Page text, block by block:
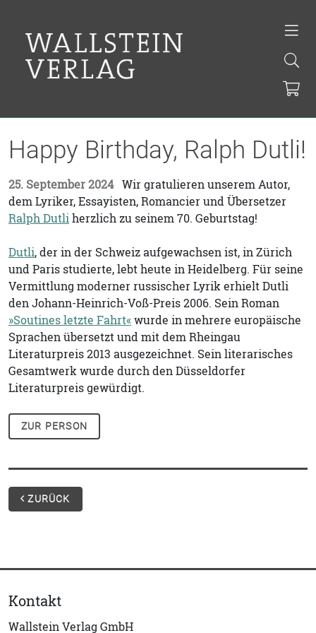
Happy Birthday, Ralph Dutli!
25. September 2024 Wir gratulieren unserem Autor,
dem Lyriker, Essayisten, Romancier und Übersetzer
Ralph Dutliherzlich zu seinem 70. Geburtstag!
Dutli, der in der Schweiz aufgewachsen ist, in Zürich
und Paris studierte, lebt heute in Heidelberg. Für seine
Vermittlung moderner russischer Lyrik erhielt Dutli
den Johann-Heinrich-Voß-Preis 2006. Sein Roman
»Soutines letzte Fahrt«wurde in mehrere europäische
Sprachen übersetzt und mit dem Rheingau
Literaturpreis 2013 ausgezeichnet. Sein literarisches
Gesamtwerk wurde durch den Düsseldorfer
Literaturpreis gewürdigt.
ZUR PERSON
ZURÜCK
Kontakt
Wallstein Verlag GmbH